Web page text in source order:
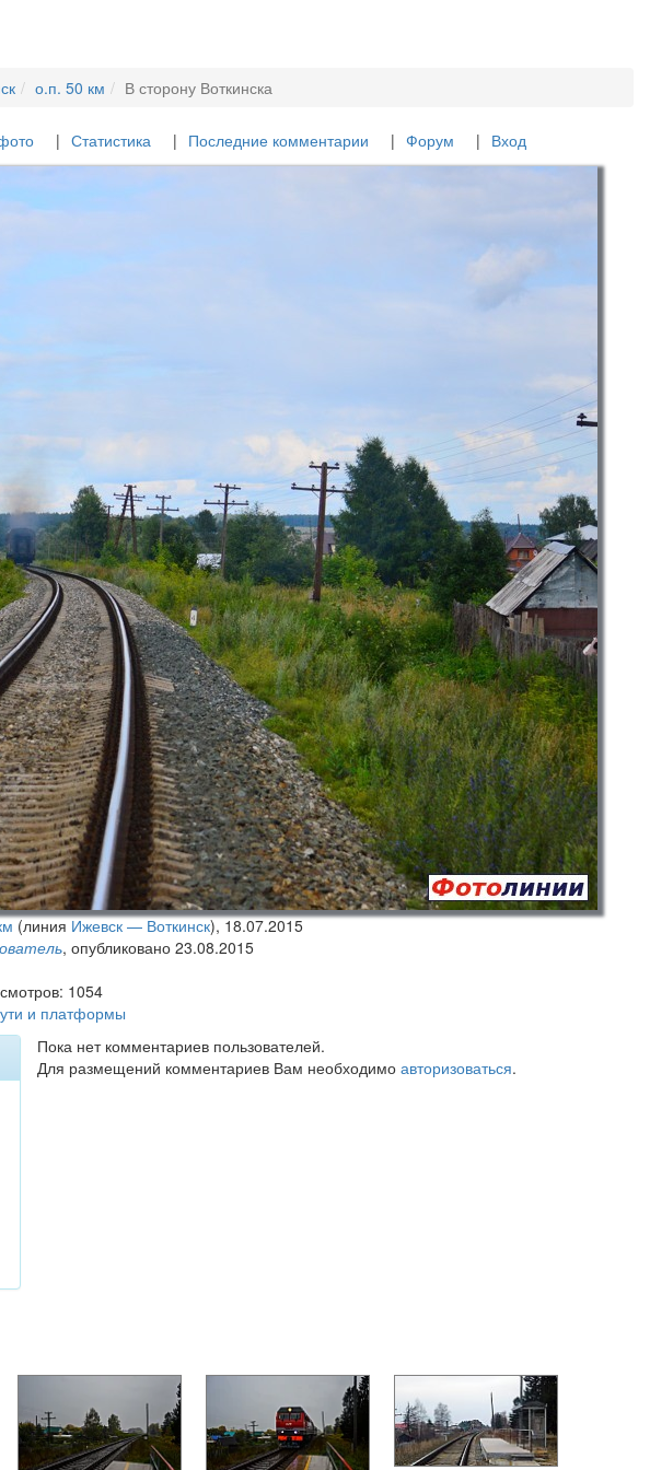
о.п. 50 км В сторону Воткинска
Статистика Последние комментарии Форум Вход
(линияИжевск — Воткинск),18.07.2015
, опубликовано 23.08.2015
1054
и платформы
Пока нет комментариев пользователей.
Для размещений комментариев Вам необходимо авторизоваться.